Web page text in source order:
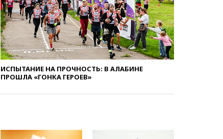
доходы российского бюджета
вчера, 22:15 Аксаков: ЦБ
согласовал первый стандарт
исламского банкинга
вчера, 21:43Организаторы
«Интервидения»
подтвердили, что конкурс
искусства до 2035 года
ИСПЫТАНИЕ НА ПРОЧНОСТЬ: В АЛАБИНЕ
ПРОШЛА «ГОНКА ГЕРОЕВ»